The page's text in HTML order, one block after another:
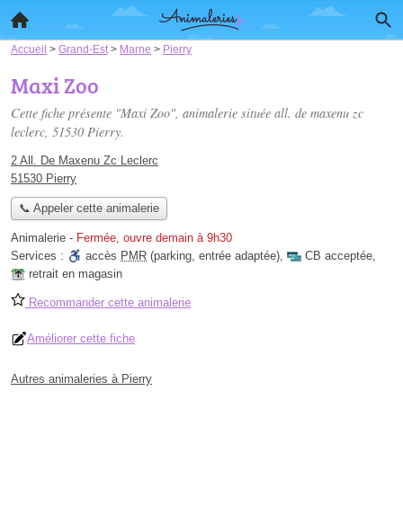
Accueil > Grand-Est > Marne > Pierry
Maxi Zoo
Cette fiche présente "Maxi Zoo", animalerie située all. de maxenu zc
leclerc, 51530 Pierry.
2 All. De Maxenu Zc Leclerc
51530 Pierry
📞 Appeler cette animalerie
Animalerie - Fermée, ouvre demain à 9h30
Services :
accès PMR (parking, entrée adaptée), CB acceptée,
retrait en magasin
Recommander cette animalerie
Améliorer cette fiche
Autres animaleries à Pierry